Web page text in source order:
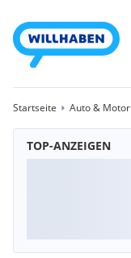
Startseite Auto & Motor
TOP-ANZEIGEN